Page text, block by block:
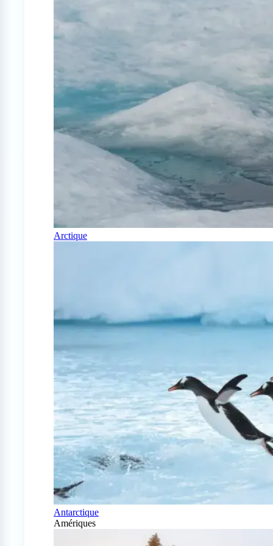
Arctique
Antarctique
Amériques